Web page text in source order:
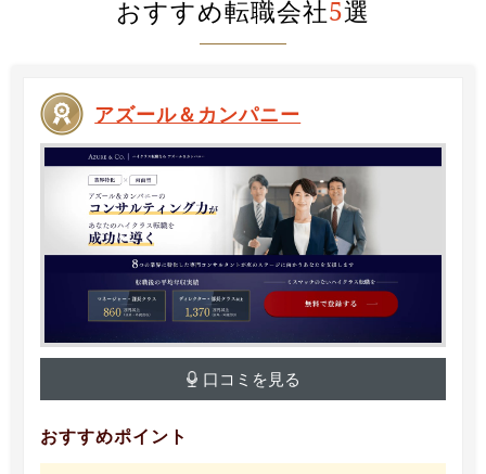
おすすめ転職会社5選
アズール＆カンパニー
口コミを見る
おすすめポイント